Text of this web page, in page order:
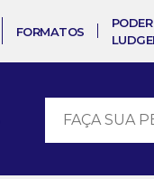
FORMATOS